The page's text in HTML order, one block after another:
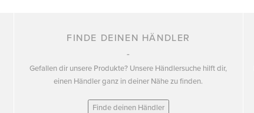
FINDE DEINEN HÄNDLER
Gefallen dir unsere Produkte? Unsere Händlersuche hilft dir,
einen Händler ganz in deiner Nähe zu finden.
Finde deinen Händler